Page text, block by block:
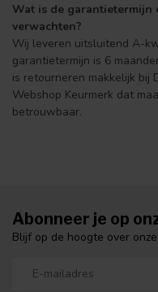
Wat is de
verwachten?
Wij leveren uitsluitend A-
garantietermijn is 6
is retourneren makkelijk bij
Webshop Keurmerk dat
betrouwbaar.
Abonneer je op
Blijf op de hoogte over